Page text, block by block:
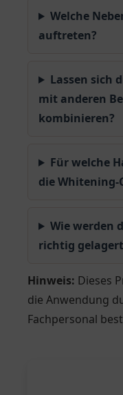
Welche
auftreten?
Lassen sich
mit anderen
kombinieren?
Für welche
die Whitening-
Wie werden
richtig
Hinweis: Dieses
die Anwendung
Fachpersonal